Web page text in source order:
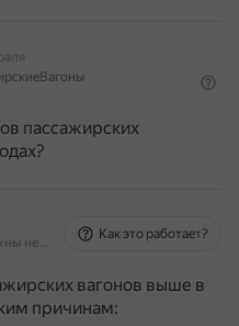
пассажирских
На основе источников, возможны неточности
Как это работает?
вагонов выше в
причинам: